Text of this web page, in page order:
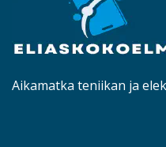
Aikamatka teniikan ja